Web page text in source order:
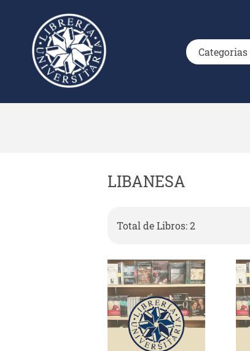
Categorias
LIBANESA
Total de Libros: 2